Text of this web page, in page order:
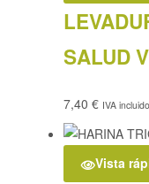
SALUD
7,40 € IVA incluido
Vista